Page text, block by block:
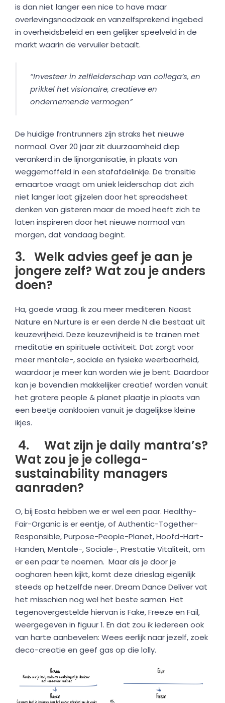
is dan niet langer een nice to have maar
overlevingsnoodzaak en vanzelfsprekend ingebed
in overheidsbeleid en een gelijker speelveld in de
markt waarin de vervuiler betaalt.
“Investeer in zelfleiderschap van collega’s, en
prikkel het visionaire, creatieve en
ondernemende vermogen”
De huidige frontrunners zijn straks het nieuwe
normaal. Over 20 jaar zit duurzaamheid diep
verankerd in de lijnorganisatie, in plaats van
weggemoffeld in een stafafdelinkje. De transitie
ernaartoe vraagt om uniek leiderschap dat zich
niet langer laat gijzelen door het spreadsheet
denken van gisteren maar de moed heeft zich te
laten inspireren door het nieuwe normaal van
morgen, dat vandaag begint.
3. Welk advies geef je aan je
jongere zelf? Wat zou je anders
doen?
Ha, goede vraag. Ik zou meer mediteren. Naast
Nature en Nurture is er een derde N die bestaat uit
keuzevrijheid. Deze keuzevrijheid is te trainen met
meditatie en spirituele activiteit. Dat zorgt voor
meer mentale-, sociale en fysieke weerbaarheid,
waardoor je meer kan worden wie je bent. Daardoor
kan je bovendien makkelijker creatief worden vanuit
het grotere people & planet plaatje in plaats van
een beetje aanklooien vanuit je dagelijkse kleine
ikjes.
4. Wat zijn je daily mantra’s?
Wat zou je je collega-
sustainability managers
aanraden?
O, bij Eosta hebben we er wel een paar. Healthy-
Fair-Organic is er eentje, of Authentic-Together-
Responsible, Purpose-People-Planet, Hoofd-Hart-
Handen, Mentale-, Sociale-, Prestatie Vitaliteit, om
er een paar te noemen. Maar als je door je
oogharen heen kijkt, komt deze drieslag eigenlijk
steeds op hetzelfde neer. Dream Dance Deliver vat
het misschien nog wel het beste samen. Het
tegenovergestelde hiervan is Fake, Freeze en Fail,
weergegeven in figuur 1. En dat zou ik iedereen ook
van harte aanbevelen: Wees eerlijk naar jezelf, zoek
deco-creatie en geef gas op die lolly.